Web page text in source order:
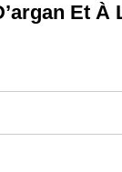
Et À